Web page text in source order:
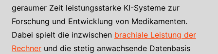
geraumer Zeit leistungsstarke KI-Systeme zur
Forschung und Entwicklung von Medikamenten.
Dabei spielt die inzwischen brachiale Leistung der
Rechnerund die stetig anwachsende Datenbasis